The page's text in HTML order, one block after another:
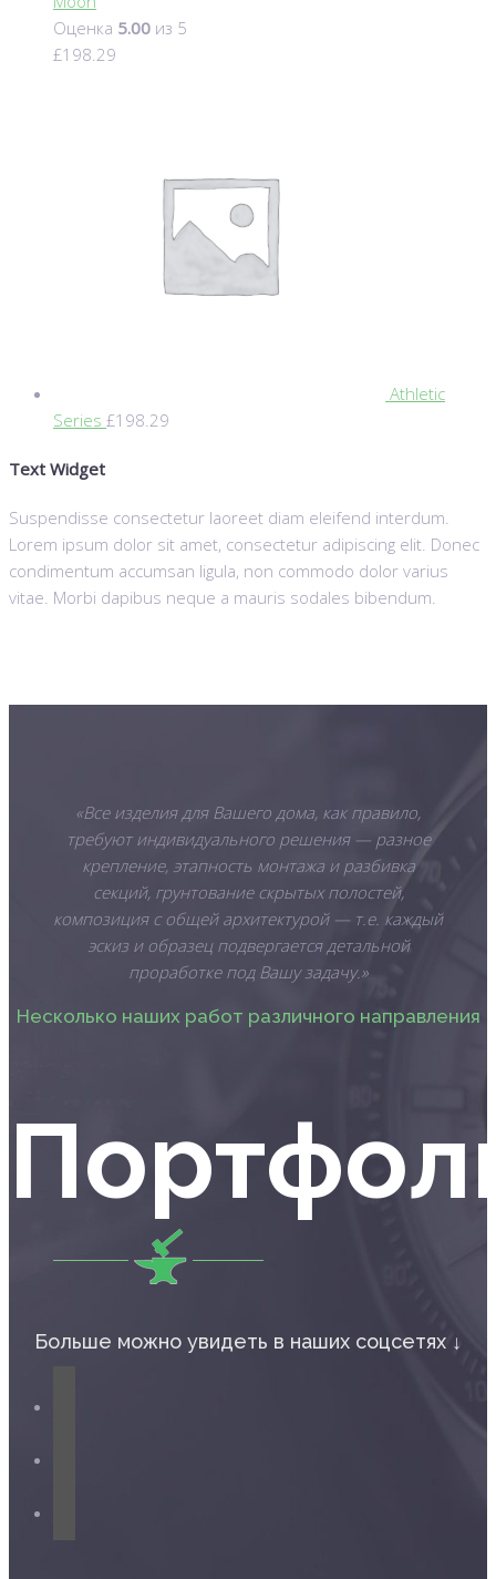
Оценка 5.00 из 5
£198.29
Athletic
Series £198.29
Text Widget
Suspendisse consectetur laoreet diam eleifend interdum.
Lorem ipsum dolor sit amet, consectetur adipiscing elit. Donec
condimentum accumsan ligula, non commodo dolor varius
vitae. Morbi dapibus neque a mauris sodales bibendum.
«Все изделия для Вашего дома, как правило,
требуют индивидуального решения — разное
крепление, этапность монтажа и разбивка
секций, грунтование скрытых полостей,
композиция с общей архитектурой — т.е. каждый
эскиз и образец подвергается детальной
проработке под Вашу задачу.»
Несколько наших работ различного направления
Больше можно увидеть в наших соцсетях ↓